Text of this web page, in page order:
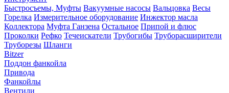
Быстросъемы, Муфты Вакуумные насосы Вальцовка Весы
Горелка Измерительное оборудование Инжектор масла
Коллектора Муфта Ганзена Остальное Припой и флюс
Проколки Рефко Течеискатели Трубогибы Труборасширители
Труборезы Шланги
Bitzer
Поддон фанкойла
Привода
Фанкойлы
Вентили